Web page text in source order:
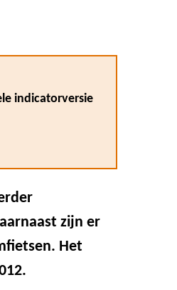
indicatorversie
zijn er
Het